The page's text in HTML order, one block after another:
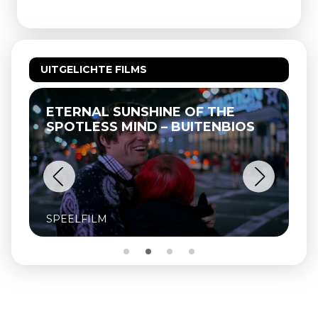
UITGELICHTE FILMS
ETERNAL SUNSHINE OF THE
SPOTLESS MIND – BUITENBIOS
SPEELFILM